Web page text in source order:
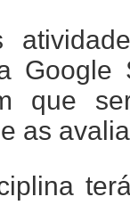
que
as